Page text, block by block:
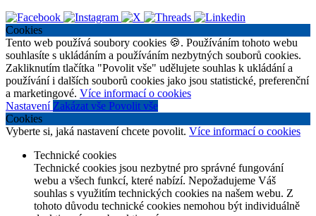
Cookies
Tento web používá soubory cookies 🍪. Používáním tohoto webu
souhlasíte s ukládáním a používáním nezbytných souborů cookies.
Zakliknutím tlačítka "Povolit vše" udělujete souhlas k ukládání a
používání i dalších souborů cookies jako jsou statistické, preferenční
a marketingové. Více informací o cookies
Nastavení Zakázat vše Povolit vše
Cookies
Vyberte si, jaká nastavení chcete povolit. Více informací o cookies
Technické cookies
Technické cookies jsou nezbytné pro správné fungování
webu a všech funkcí, které nabízí. Nepožadujeme Váš
souhlas s využitím technických cookies na našem webu. Z
tohoto důvodu technické cookies nemohou být individuálně